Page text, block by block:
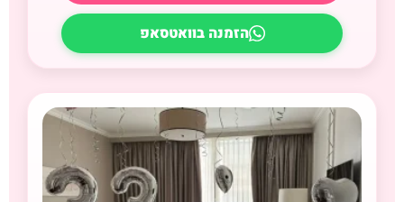
הזמנה בוואטסאפ